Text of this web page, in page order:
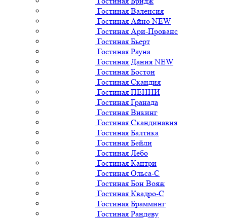
Гостиная Валенсия
Гостиная Айно NEW
Гостиная Ари-Прованс
Гостиная Бьерт
Гостиная Рауна
Гостиная Дания NEW
Гостиная Бостон
Гостиная Скандия
Гостиная ПЕННИ
Гостиная Гранада
Гостиная Викинг
Гостиная Скандинавия
Гостиная Балтика
Гостиная Бейли
Гостиная Лебо
Гостиная Кантри
Гостиная Ольса-С
Гостиная Бон Вояж
Гостиная Квадро-С
Гостиная Брамминг
Гостиная Рандеву